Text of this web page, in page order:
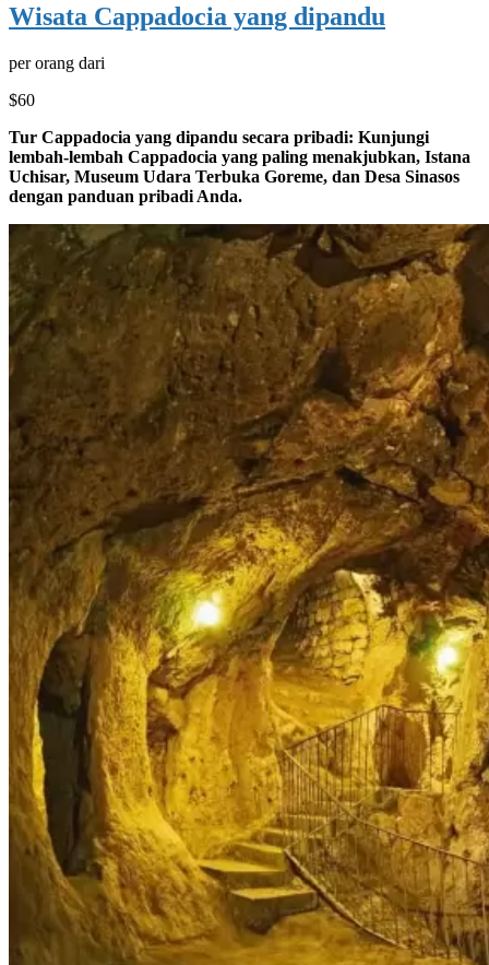
Wisata Cappadocia yang dipandu
per orang dari
$60
Tur Cappadocia yang dipandu secara pribadi: Kunjungi
lembah-lembah Cappadocia yang paling menakjubkan, Istana
Uchisar, Museum Udara Terbuka Goreme, dan Desa Sinasos
dengan panduan pribadi Anda.